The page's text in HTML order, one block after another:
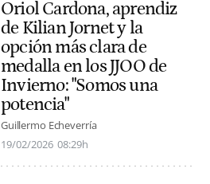
Oriol Cardona, aprendiz
de Kilian Jornet y la
opción más clara de
medalla en los JJOO de
Invierno: "Somos una
potencia"
Guillermo Echeverría
19/02/2026 08:29h